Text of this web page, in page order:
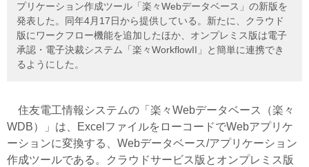
プリケーション作成ツール「楽々Webデータベース」の新版を
発表した。同年4月17日から提供している。新たに、クラウド
版にワークフロー機能を追加したほか、オンプレミス版は電子
承認・電子決裁システム「楽々WorkflowII」と簡単に連携でき
るようにした。
住友電工情報システムの「楽々Webデータベース（楽々
WDB）」は、ExcelファイルをローコードでWebアプリケ
ーションに変換する、Webデータベース/アプリケーション
作成ツールである。クラウドサービス版とオンプレミス版